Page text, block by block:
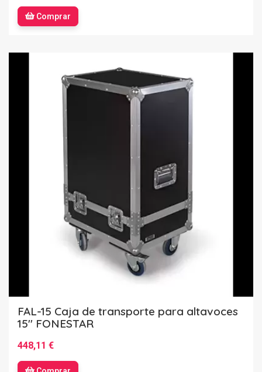
Comprar
FAL-15 Caja de transporte para altavoces
15'' FONESTAR
448,11 €